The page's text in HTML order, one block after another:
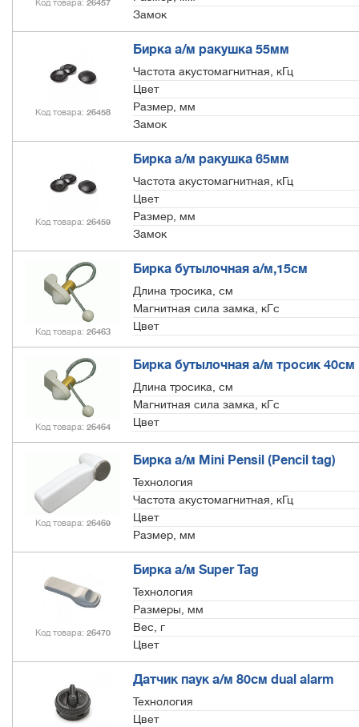
Код товара 26457
Замок
Код товара 26458
Бирка а/м ракушка 55мм
Частота акустомагнитная, кГц
Цвет
Размер, мм
Замок
Код товара 26459
Бирка а/м ракушка 65мм
Частота акустомагнитная, кГц
Цвет
Размер, мм
Замок
Код товара 26463
Бирка бутылочная а/м,15см
Длина тросика, см
Магнитная сила замка, кГс
Цвет
Код товара 26464
Бирка бутылочная а/м тросик 40см
Длина тросика, см
Магнитная сила замка, кГс
Цвет
Код товара 26469
Бирка а/м Mini Pensil (Pencil tag)
Технология
Частота акустомагнитная, кГц
Цвет
Размер, мм
Код товара 26470
Бирка а/м Super Tag
Технология
Размеры, мм
Вес, г
Цвет
Датчик паук а/м 80см dual alarm
Технология
Цвет